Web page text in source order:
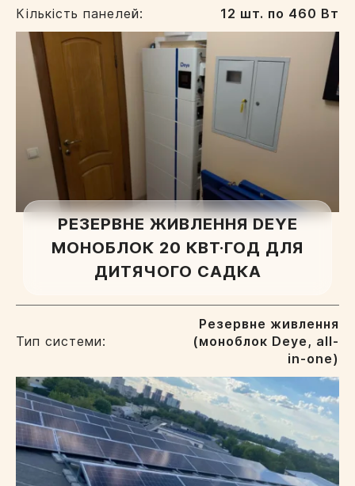
Кількість панелей:
12 шт. по 460 Вт
РЕЗЕРВНЕ ЖИВЛЕННЯ DEYE
МОНОБЛОК 20 КВТ·ГОД ДЛЯ
ДИТЯЧОГО САДКА
Тип системи:
Резервне живлення
(моноблок Deye, all-
in-one)